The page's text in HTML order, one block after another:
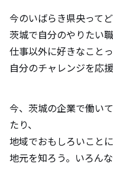
今のいばらき県央って
茨城で自分のやりたい
仕事以外に好きなこと
自分のチャレンジを応
今、茨城の企業で働い
たり、
地域でおもしろいこと
地元を知ろう。いろん